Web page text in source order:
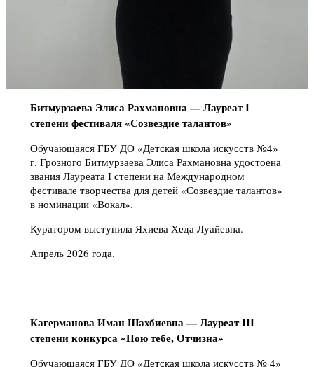
Битмурзаева Элиса Рахмановна — Лауреат I
степени фестиваля «Созвездие талантов»
Обучающаяся ГБУ ДО «Детская школа искусств №4»
г. Грозного Битмурзаева Элиса Рахмановна удостоена
звания Лауреата I степени на Международном
фестивале творчества для детей «Созвездие талантов»
в номинации «Вокал».
Куратором выступила Яхиева Хеда Луайевна.
Апрель 2026 года.
Кагерманова Иман Шахбиевна — Лауреат III
степени конкурса «Пою тебе, Отчизна»
Обучающаяся ГБУ ДО «Детская школа искусств № 4»